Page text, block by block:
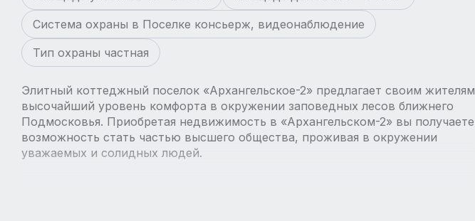
Система охраны в Поселке консьерж, видеонаблюдение
Тип охраны частная
Элитный коттеджный поселок «Архангельское-2» предлагает своим жителям
высочайший уровень комфорта в окружении заповедных лесов ближнего
Подмосковья. Приобретая недвижимость в «Архангельском-2» вы получаете
возможность стать частью высшего общества, проживая в окружении
уважаемых и солидных людей.